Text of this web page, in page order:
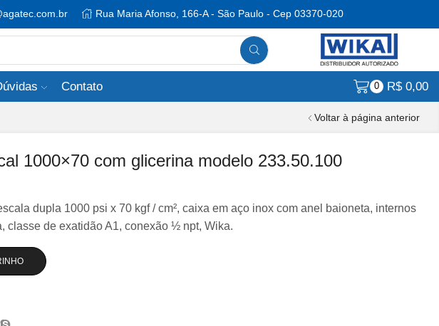
Rua Maria Afonso, 166-A - São Paulo - Cep 03370-020
Contato 0 R$0,00
Voltar à página anterior
1000×70 com glicerina modelo 233.50.100
dupla 1000 psi x 70 kgf / cm², caixa em aço inox com anel baioneta, internos
classe de exatidão A1, conexão ½ npt, Wika.